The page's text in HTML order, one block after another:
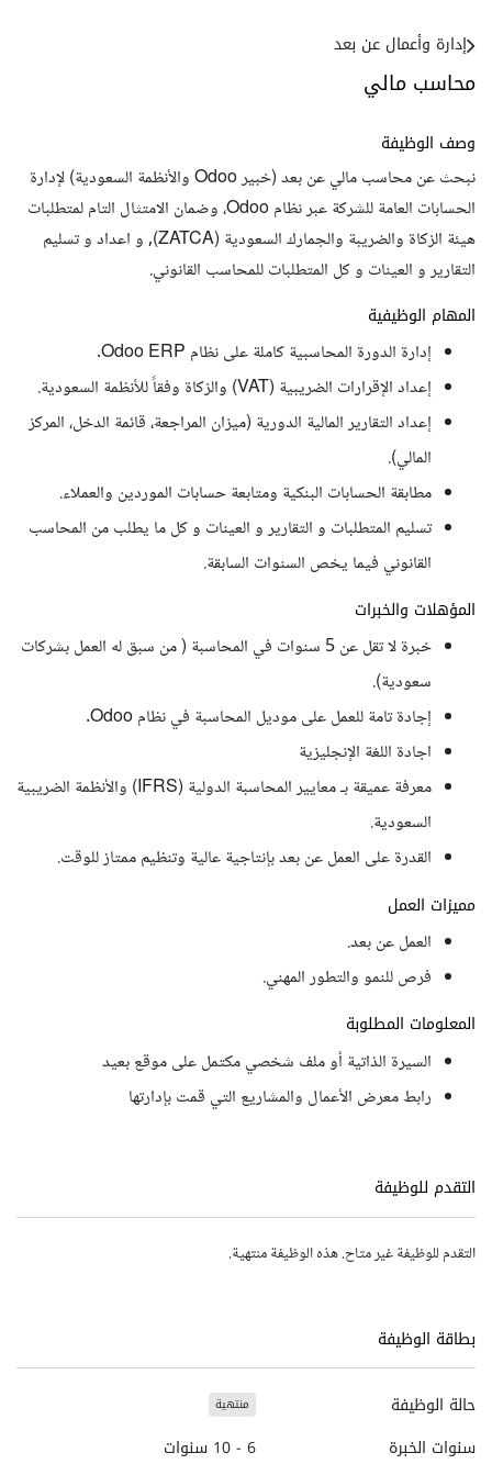
محاسب مالي
إدارة وأعمال عن بعد
وصف الوظيفة
نبحث عن محاسب مالي عن بعد (خبير Odoo والأنظمة السعودية) لإدارة
الحسابات العامة للشركة عبر نظام Odoo، وضمان الامتثال التام لمتطلبات
هيئة الزكاة والضريبة والجمارك السعودية (ZATCA), و اعداد و تسليم
التقارير و العينات و كل المتطلبات للمحاسب القانوني.
المهام الوظيفية
إدارة الدورة المحاسبية كاملة على نظام Odoo ERP.
إعداد الإقرارات الضريبية (VAT) والزكاة وفقاً للأنظمة السعودية.
إعداد التقارير المالية الدورية (ميزان المراجعة، قائمة الدخل، المركز
المالي).
مطابقة الحسابات البنكية ومتابعة حسابات الموردين والعملاء.
تسليم المتطلبات و التقارير و العينات و كل ما يطلب من المحاسب
القانوني فيما يخص السنوات السابقة.
المؤهلات والخبرات
خبرة لا تقل عن 5 سنوات في المحاسبة ( من سبق له العمل بشركات
سعودية).
إجادة تامة للعمل على موديل المحاسبة في نظام Odoo.
اجادة اللغة الإنجليزية
معرفة عميقة بـ معايير المحاسبة الدولية (IFRS) والأنظمة الضريبية
السعودية.
القدرة على العمل عن بعد بإنتاجية عالية وتنظيم ممتاز للوقت.
مميزات العمل
العمل عن بعد.
فرص للنمو والتطور المهني.
المعلومات المطلوبة
السيرة الذاتية أو ملف شخصي مكتمل على موقع بعيد
رابط معرض الأعمال والمشاريع التي قمت بإدارتها
التقدم للوظيفة
التقدم للوظيفة غير متاح. هذه الوظيفة منتهية.
بطاقة الوظيفة
حالة الوظيفة منتهية
سنوات الخبرة
6 - 10 سنوات